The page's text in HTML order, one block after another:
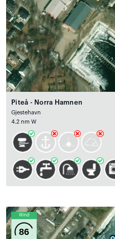
Piteå - Norra Hamnen
Gjestehavn
4.2 nm W
Wind
86